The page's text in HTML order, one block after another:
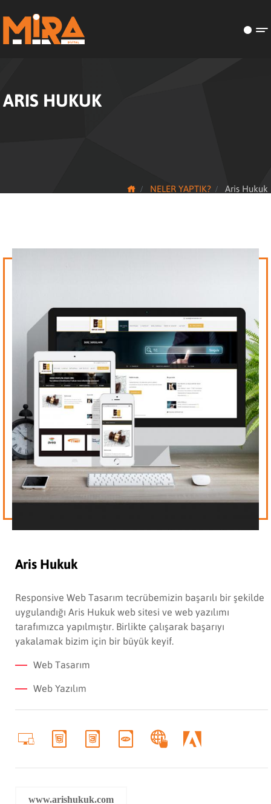
ARIS HUKUK
NELER YAPTIK? Aris Hukuk
Aris Hukuk
Responsive Web Tasarım tecrübemizin başarılı bir şekilde
uygulandığı Aris Hukuk web sitesi ve web yazılımı
tarafımızca yapılmıştır. Birlikte çalışarak başarıyı
yakalamak bizim için bir büyük keyif.
Web Tasarım
Web Yazılım
www.arishukuk.com